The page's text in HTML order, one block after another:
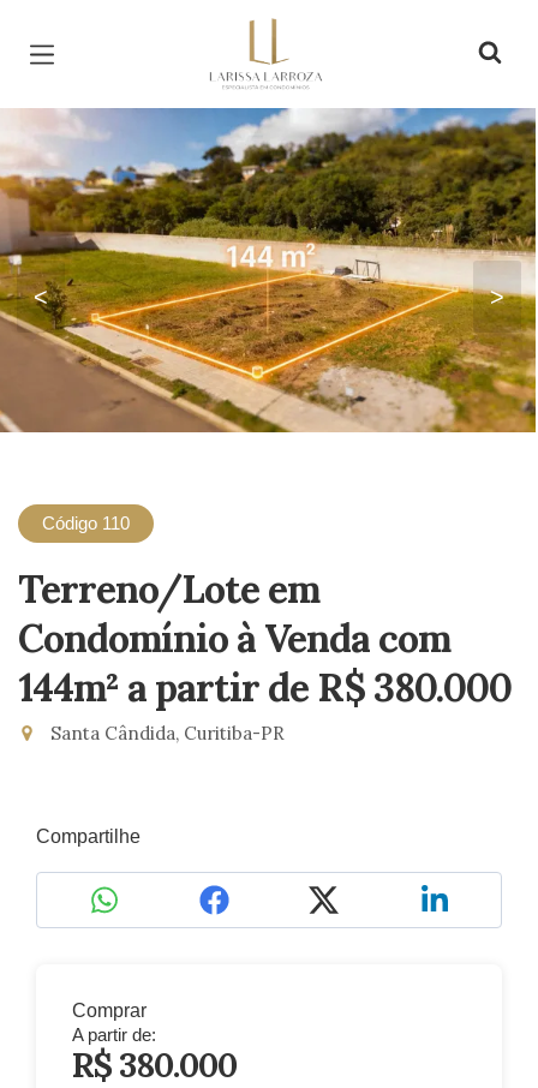
< >
Código 110
Terreno/Lote em
Condomínio à Venda com
144m² a partir de R$ 380.000
Santa Cândida, Curitiba-PR
Compartilhe
Comprar
A partir de:
R$ 380.000